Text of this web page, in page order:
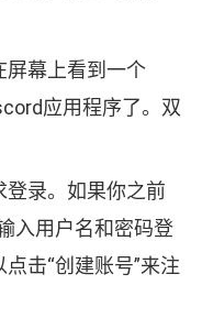
屏幕上看到一个
应用程序了。双
登录。如果你之前
入用户名和密码登
击“创建账号”来注